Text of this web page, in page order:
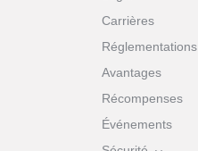
Carrières
Réglementations
Avantages
Récompenses
Événements